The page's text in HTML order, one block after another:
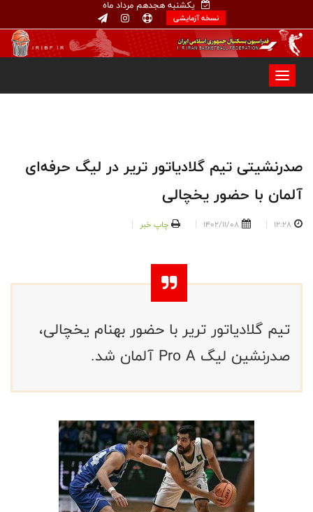
یکشنبه هجدهم مرداد ماه
نسخه آزمایشی
صدرنشیتی تیم گلادیاتور تریر در لیگ حرفه‌ای
آلمان با حضور یخچالی
12:28
1402/11/08 چاپ خبر
تیم گلادیاتور تریر با حضور بهنام یخچالی،
صدرنشین لیگ Pro A آلمان شد.